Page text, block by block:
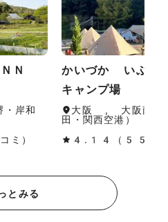
Ｎ
岸和
）
かいづか いぶき
キャンプ場
大阪 , 大阪南部
田・関西空港）
4.14（55件の
とみる